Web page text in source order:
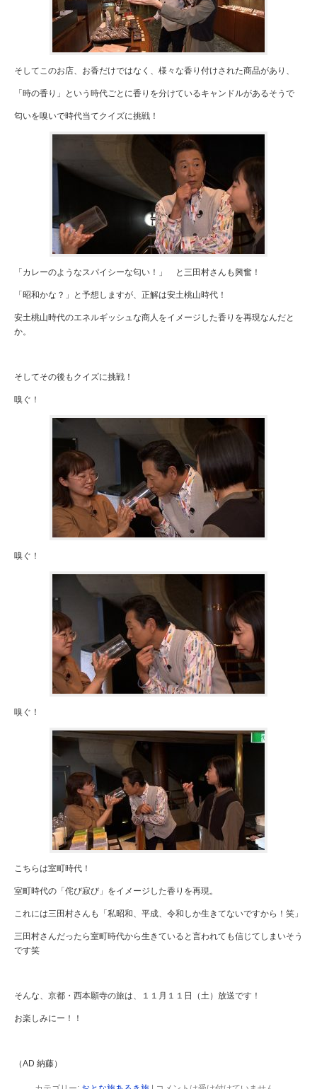
そしてこのお店、お香だけではなく、様々な香り付けされた商品があり、
「時の香り」という時代ごとに香りを分けているキャンドルがあるそうで
匂いを嗅いで時代当てクイズに挑戦！
「カレーのようなスパイシーな匂い！」 と三田村さんも興奮！
「昭和かな？」と予想しますが、正解は安土桃山時代！
安土桃山時代のエネルギッシュな商人をイメージした香りを再現なんだと
か。
そしてその後もクイズに挑戦！
嗅ぐ！
嗅ぐ！
嗅ぐ！
こちらは室町時代！
室町時代の「侘び寂び」をイメージした香りを再現。
これには三田村さんも「私昭和、平成、令和しか生きてないですから！笑」
三田村さんだったら室町時代から生きていると言われても信じてしまいそう
です笑
そんな、京都・西本願寺の旅は、１１月１１日（土）放送です！
お楽しみにー！！
（AD 納藤）